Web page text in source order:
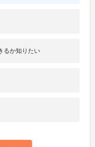
るか知りたい